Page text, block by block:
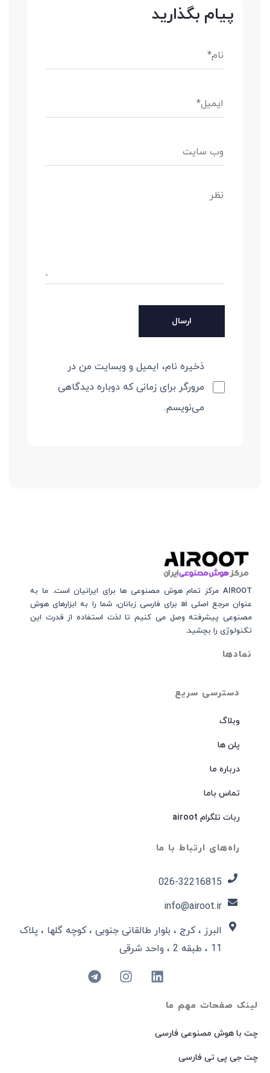
پیام بگذارید
ذخیره نام، ایمیل و وبسایت من در
مرورگر برای زمانی که دوباره دیدگاهی
می‌نویسم.
لینک صفحات مهم ما
چت با هوش مصنوعی فارسی
چت جی پی تی فارسی
دسترسی سریع
وبلاگ
پلن ها
درباره ما
تماس باما
ربات تلگرام airoot
راه‌های ارتباط با ما
026-32216815​
info@airoot.ir
البرز ، کرج ، بلوار طالقانی جنوبی ، کوچه گلها ، پلاک
11 ، طبقه 2 ، واحد شرقی
AIROOT مرکز تمام هوش مصنوعی‌‌‌ ها برای ایرانیان است. ما به
عنوان مرجع اصلی ai برای فارسی زبانان، شما را به ابزارهای هوش
مصنوعی پیشرفته وصل می کنیم تا لذت استفاده از قدرت این
تکنولوژی را بچشید.
نمادها